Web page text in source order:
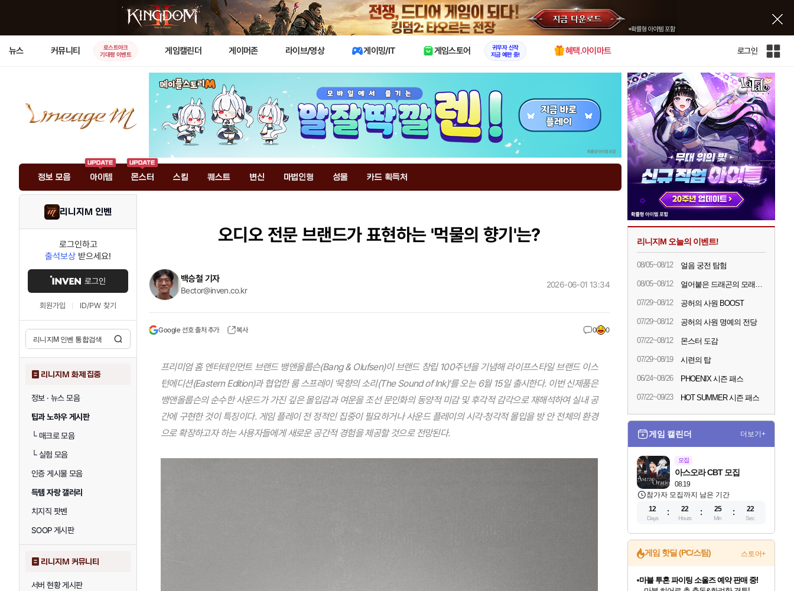
X
뉴스 커뮤니티
로스트아크
기대평 이벤트
게임캘린더 게이머존 라이브/영상 게이밍/IT 게임스토어
귀무자 신작
지금 예판 중!
혜택.아이마트 로그인
인
체
사
트
맵
정보 모음 아이템 몬스터 스킬 퀘스트 변신 마법인형 성물 카드 획득처
리니지M 인벤
로그인하고
출석보상 받으세요!
로그인
회원가입 ID/PW 찾기
리니지M 화제 집중
정보 · 뉴스 모음
팁과 노하우 게시판
└매크로 모음
└실험 모음
인증 게시물 모음
득템 자랑 갤러리
치지직 팟벤
SOOP 게시판
리니지M 커뮤니티
서버 현황 게시판
오디오 전문 브랜드가 표현하는 '먹물의 향기'는?
백승철 기자
Bector@inven.co.kr
Google 선호 출처 추가 복사 0 0
2026-06-01 13:34
프리미엄 홈 엔터테인먼트 브랜드 뱅앤올룹슨(Bang & Olufsen)이 브랜드 창립 100주년을 기념해 라이프스타일 브랜드 이스
턴에디션(Eastern Edition)과 협업한 룸 스프레이 '묵향의 소리(The Sound of Ink)'를 오는 6월 15일 출시한다. 이번 신제품은
뱅앤올룹슨의 순수한 사운드가 가진 깊은 몰입감과 여운을 조선 문인화의 동양적 미감 및 후각적 감각으로 재해석하여 실내 공
간에 구현한 것이 특징이다. 게임 플레이 전 정적인 집중이 필요하거나 사운드 플레이의 시각·청각적 몰입을 방 안 전체의 환경
으로 확장하고자 하는 사용자들에게 새로운 공간적 경험을 제공할 것으로 전망된다.
리니지M 오늘의 이벤트!
08/05~08/12 얼음 궁전 탐험
08/05~08/12 얼어붙은 드래곤의 모래시계
07/29~08/12 공허의 사원 BOOST
07/29~08/12 공허의 사원 명예의 전당
07/22~08/12 몬스터 도감
07/29~08/19 시련의 탑
06/24~08/26 PHOENIX 시즌 패스
07/22~09/23 HOT SUMMER 시즌 패스
게임 캘린더 더보기+
모집
08.19
아스오라 CBT 모집
참가자 모집까지 남은 기간
12
Days
22
Hours
25
Min
20
Sec
게임 핫딜 (PC/스팀) 스토어+
마블 투혼 파이팅 소울즈 예약 판매 중!
마블 히어로 총 출동&화려한 격투!